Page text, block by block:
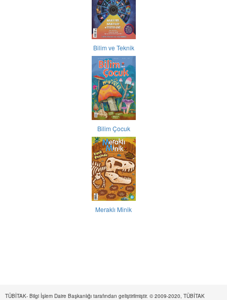
Bilim ve Teknik
Bilim Çocuk
Meraklı Minik
TÜBİTAK- Bilgi İşlem Daire Başkanlığı tarafından geliştirilmiştir. © 2009-2020, TÜBİTAK